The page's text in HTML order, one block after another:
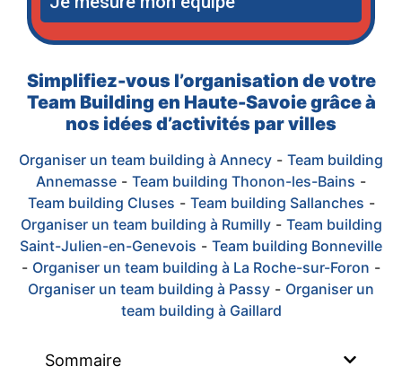
Simplifiez-vous l’organisation de votre
Team Building en Haute-Savoie grâce à
nos idées d’activités par villes
Organiser un team building à Annecy - Team building
Annemasse - Team building Thonon-les-Bains -
Team building Cluses - Team building Sallanches -
Organiser un team building à Rumilly- Team building
Saint-Julien-en-Genevois - Team building Bonneville
- Organiser un team building à La Roche-sur-Foron -
Organiser un team building à Passy - Organiser un
team building à Gaillard
Sommaire